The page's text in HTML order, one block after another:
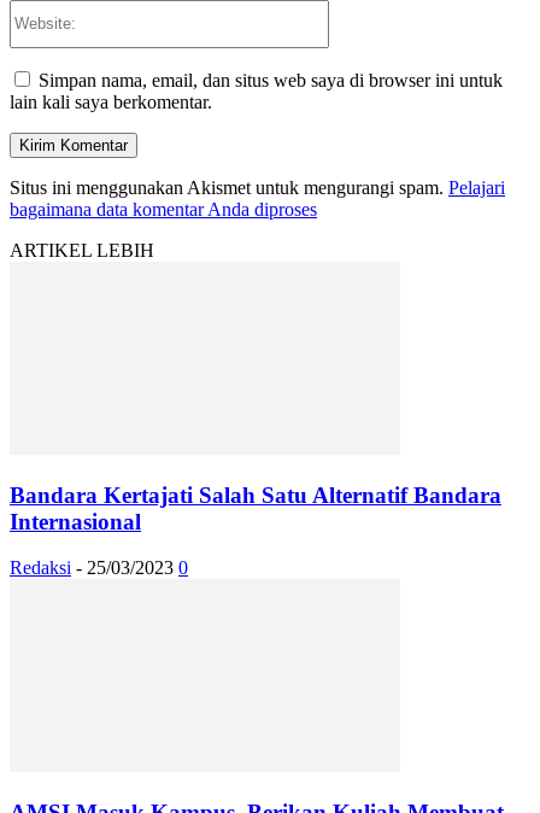
Simpan nama, email, dan situs web saya di browser ini untuk
lain kali saya berkomentar.
Situs ini menggunakan Akismet untuk mengurangi spam. Pelajari
bagaimana data komentar Anda diproses
ARTIKEL LEBIH
Bandara Kertajati Salah Satu Alternatif Bandara
Internasional
Redaksi - 25/03/2023 0